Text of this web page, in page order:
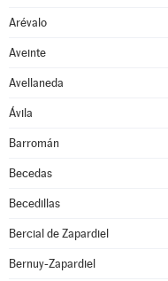
Arévalo
Aveinte
Avellaneda
Ávila
Barromán
Becedas
Becedillas
Bercial de Zapardiel
Bernuy-Zapardiel